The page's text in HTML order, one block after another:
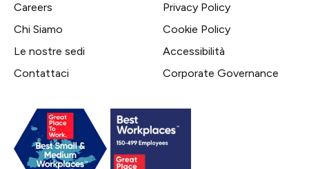
Careers
Chi Siamo
Le nostre sedi
Contattaci
Privacy Policy
Cookie Policy
Accessibilità
Corporate Governance